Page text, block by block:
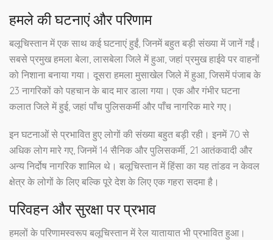
हमले की घटनाएं और परिणाम
बलूचिस्तान में एक साथ कई घटनाएं हुईं, जिनमें बहुत बड़ी संख्या में जानें गईं।
सबसे प्रमुख हमला बेला, लासबेला जिले में हुआ, जहां प्रमुख हाईवे पर वाहनों
को निशाना बनाया गया। दूसरा हमला मुसाखेल जिले में हुआ, जिसमें पंजाब के
23 नागरिकों को पहचान के बाद मार डाला गया। एक और गंभीर घटना
कलात जिले में हुई, जहां पाँच पुलिसकर्मी और पाँच नागरिक मारे गए।
इन घटनाओं से प्रभावित हुए लोगों की संख्या बहुत बड़ी रही। इनमें 70 से
अधिक लोग मारे गए, जिनमें 14 सैनिक और पुलिसकर्मी, 21 आतंकवादी और
अन्य निर्दोष नागरिक शामिल थे। बलूचिस्तान में हिंसा का यह तांडव न केवल
क्षेत्र के लोगों के लिए बल्कि पूरे देश के लिए एक गहरा सदमा है।
परिवहन और सुरक्षा पर प्रभाव
हमलों के परिणामस्वरूप बलूचिस्तान में रेल यातायात भी प्रभावित हुआ।